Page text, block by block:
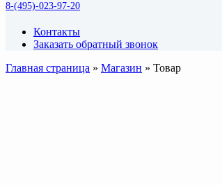
8-(495)-023-97-20
Контакты
Заказать обратный звонок
Главная страница » Магазин » Товар